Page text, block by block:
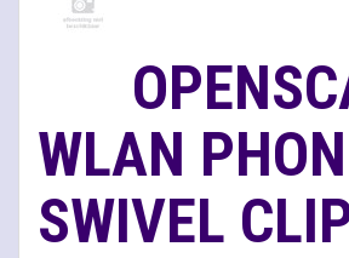
WLAN
SWIVEL